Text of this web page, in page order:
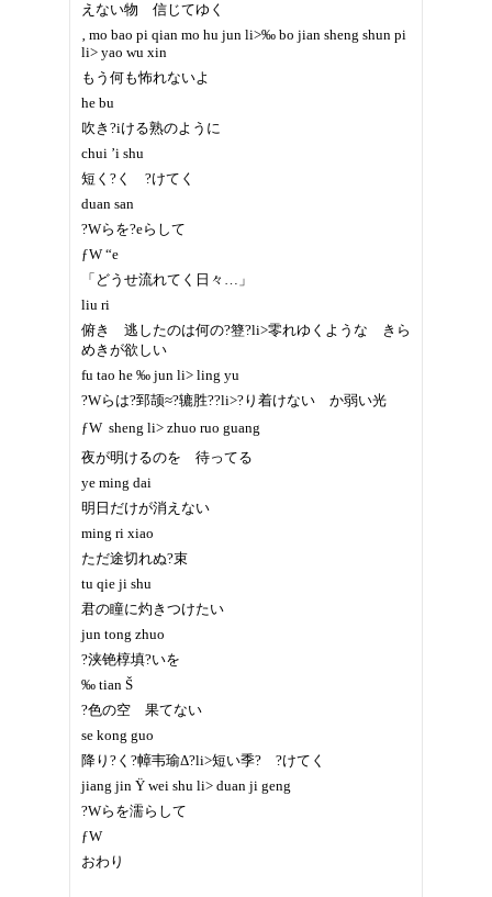
えない物 信じてゆく
‚ mo bao pi qian mo hu jun li>‰ bo jian sheng shun pi
li> yao wu xin
もう何も怖れないよ
he bu
吹き?iける熟のように
chui ’i shu
短く?く ?けてく
duan san
?Wらを?eらして
ƒW “e
「どうせ流れてく日々…」
liu ri
俯き 逃したのは何の?簦?li>零れゆくような きら
めきが欲しい
fu tao he ‰ jun li> ling yu
?Wらは?郅颉≈?辘胜??li>?り着けない か弱い光
ƒW  sheng li> zhuo ruo guang
夜が明けるのを 待ってる
ye ming dai
明日だけが消えない
ming ri xiao
ただ途切れぬ?束
tu qie ji shu
君の瞳に灼きつけたい
jun tong zhuo
?浃铯椁填?いを
‰ tian Š
?色の空 果てない
se kong guo
降り?く?幛韦瑜Δ?li>短い季? ?けてく
jiang jin Ÿ wei shu li> duan ji geng
?Wらを濡らして
ƒW
おわり